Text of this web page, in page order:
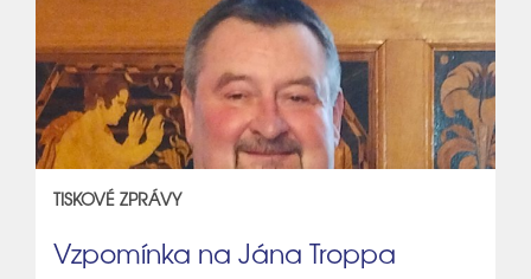
TISKOVÉ ZPRÁVY
Vzpomínka na Jána Troppa